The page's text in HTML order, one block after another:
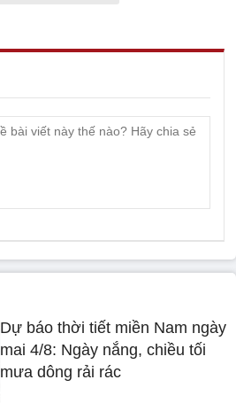
Dự báo thời tiết miền Nam ngày
mai 4/8: Ngày nắng, chiều tối
mưa dông rải rác